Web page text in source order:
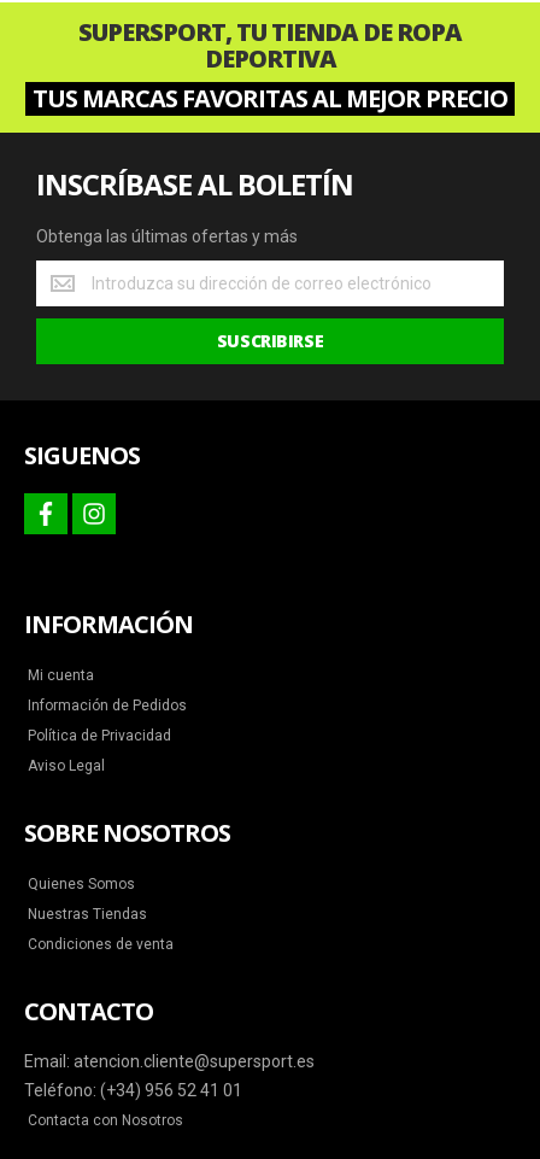
SUPERSPORT, TU TIENDA DE ROPA
DEPORTIVA
TUS MARCAS FAVORITAS AL MEJOR PRECIO
INSCRÍBASE AL BOLETÍN
Obtenga las últimas ofertas y más
Obtenga
las
últimas
y
SUSCRIBIRSE
SIGUENOS
facebookinstagram
INFORMACIÓN
Mi cuenta
Información de Pedidos
Política de Privacidad
Aviso Legal
SOBRE NOSOTROS
Quienes Somos
Nuestras Tiendas
Condiciones de venta
CONTACTO
Email: atencion.cliente@supersport.es
Teléfono: (+34) 956 52 41 01
Contacta con Nosotros